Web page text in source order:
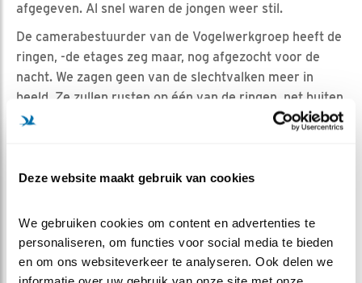
Deze website maakt gebruik van cookies
We gebruiken cookies om content en advertenties te
personaliseren, om functies voor social media te bieden
en om ons websiteverkeer te analyseren. Ook delen we
informatie over uw gebruik van onze site met onze
afgegeven. Al snel waren de jongen weer stil.
De camerabestuurder van de Vogelwerkgroep heeft de
ringen, -de etages zeg maar, nog afgezocht voor de
nacht. We zagen geen van de slechtvalken meer in
beeld. Ze zullen rusten op één van de ringen, net buiten
cambereik. Morgen lijkt het weer en de thermiek beter
Slechtvalk met ringnaam ESS, de jongste van het stel is
vanmorgen ook naar de nestkast teruggekomen. Alleen
haar oudste zus ESR is nog niet op de bovenste ring
teruggeweest. Ze zijn niet altijd in beeld, ze rusten ook